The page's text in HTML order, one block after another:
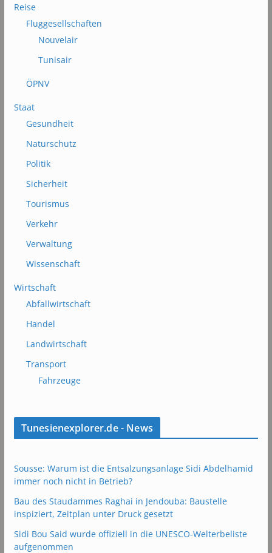
Reise
Fluggesellschaften
Nouvelair
Tunisair
ÖPNV
Staat
Gesundheit
Naturschutz
Politik
Sicherheit
Tourismus
Verkehr
Verwaltung
Wissenschaft
Wirtschaft
Abfallwirtschaft
Handel
Landwirtschaft
Transport
Fahrzeuge
Tunesienexplorer.de - News
Sousse: Warum ist die Entsalzungsanlage Sidi Abdelhamid
immer noch nicht in Betrieb?
Bau des Staudammes Raghai in Jendouba: Baustelle
inspiziert, Zeitplan unter Druck gesetzt
Sidi Bou Said wurde offiziell in die UNESCO-Welterbeliste
aufgenommen